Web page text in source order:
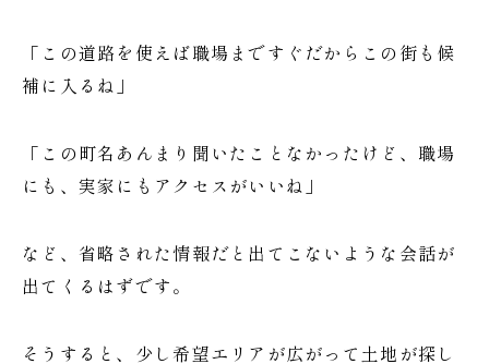
「この道路を使えば職場まですぐだからこの街も候
補に入るね」
「この町名あんまり聞いたことなかったけど、職場
にも、実家にもアクセスがいいね」
など、省略された情報だと出てこないような会話が
出てくるはずです。
そうすると、少し希望エリアが広がって土地が探し